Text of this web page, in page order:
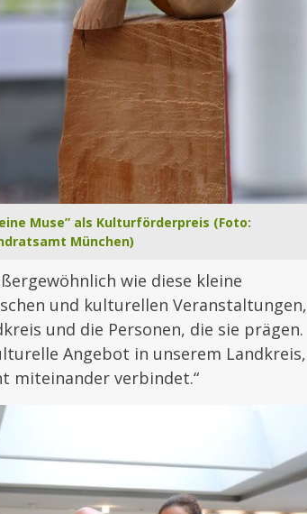
Muse” als Kulturförderpreis (Foto:
München)
wie diese kleine
und kulturellen Veranstaltungen,
und die Personen, die sie prägen.
Angebot in unserem Landkreis,
miteinander verbindet.“